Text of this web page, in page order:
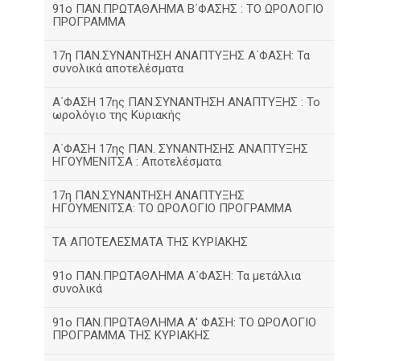
91ο ΠΑΝ.ΠΡΩΤΑΘΛΗΜΑ Β΄ΦΑΣΗΣ : ΤΟ ΩΡΟΛΟΓΙΟ
ΠΡΟΓΡΑΜΜΑ
17η ΠΑΝ.ΣΥΝΑΝΤΗΣΗ ΑΝΑΠΤΥΞΗΣ Α΄ΦΑΣΗ: Τα
συνολικά αποτελέσματα
Α΄ΦΑΣΗ 17ης ΠΑΝ.ΣΥΝΑΝΤΗΣΗ ΑΝΑΠΤΥΞΗΣ : Το
ωρολόγιο της Κυριακής
Α΄ΦΑΣΗ 17ης ΠΑΝ. ΣΥΝΑΝΤΗΣΗΣ ΑΝΑΠΤΥΞΗΣ
ΗΓΟΥΜΕΝΙΤΣΑ : Αποτελέσματα
17η ΠΑΝ.ΣΥΝΑΝΤΗΣΗ ΑΝΑΠΤΥΞΗΣ
ΗΓΟΥΜΕΝΙΤΣΑ: ΤΟ ΩΡΟΛΟΓΙΟ ΠΡΟΓΡΑΜΜΑ
ΤΑ ΑΠΟΤΕΛΕΣΜΑΤΑ ΤΗΣ ΚΥΡΙΑΚΗΣ
91ο ΠΑΝ.ΠΡΩΤΑΘΛΗΜΑ Α΄ΦΑΣΗ: Τα μετάλλια
συνολικά
91ο ΠΑΝ.ΠΡΩΤΑΘΛΗΜΑ Α' ΦΑΣΗ: ΤΟ ΩΡΟΛΟΓΙΟ
ΠΡΟΓΡΑΜΜΑ ΤΗΣ ΚΥΡΙΑΚΗΣ